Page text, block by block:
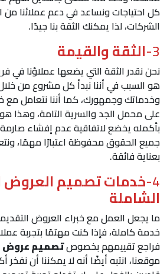
كل احتياجات ونساعد في دعم عملائنا من
الشركات، لذا يمكنك الثقة بنا جيدًا.
3- الثقة والقيمة
نحن نقدر الثقة التي يضعها عملاؤنا في
هو السبب في أننا نبدأ كل مشروع من
وخدماتك وجمهورك، كما أننا نتعامل
على محمل الجد والسرية التامة، وهذا
بأكمله يخضع لاتفاقية عدم إفشاء
جميع الحقوق محفوظة اعتبارًا مهمًا،
بعناية فائقة.
4- خدمات تصميم العروض
الشاملة
ما يجعل العمل مع خبراء العروض
خدمة كاملة، فإذا كنت مهتمًا بتجربة
فراجع تقييمهم بخصوصتصميم عروض
موقعنا، انتبه أيضًا أنه لا يمكننا أن نفخر